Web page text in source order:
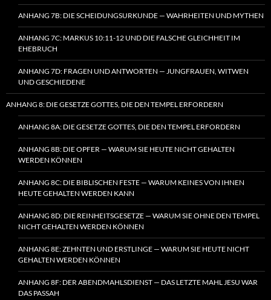
ANHANG 7B: DIE SCHEIDUNGSURKUNDE — WAHRHEITEN UND MYTHEN
ANHANG 7C: MARKUS 10:11-12 UND DIE FALSCHE GLEICHHEIT IM
EHEBRUCH
ANHANG 7D: FRAGEN UND ANTWORTEN — JUNGFRAUEN, WITWEN
UND GESCHIEDENE
ANHANG 8: DIE GESETZE GOTTES, DIE DEN TEMPEL ERFORDERN
ANHANG 8A: DIE GESETZE GOTTES, DIE DEN TEMPEL ERFORDERN
ANHANG 8B: DIE OPFER — WARUM SIE HEUTE NICHT GEHALTEN
WERDEN KÖNNEN
ANHANG 8C: DIE BIBLISCHEN FESTE — WARUM KEINES VON IHNEN
HEUTE GEHALTEN WERDEN KANN
ANHANG 8D: DIE REINHEITSGESETZE — WARUM SIE OHNE DEN TEMPEL
NICHT GEHALTEN WERDEN KÖNNEN
ANHANG 8E: ZEHNTEN UND ERSTLINGE — WARUM SIE HEUTE NICHT
GEHALTEN WERDEN KÖNNEN
ANHANG 8F: DER ABENDMAHLSDIENST — DAS LETZTE MAHL JESU WAR
DAS PASSAH